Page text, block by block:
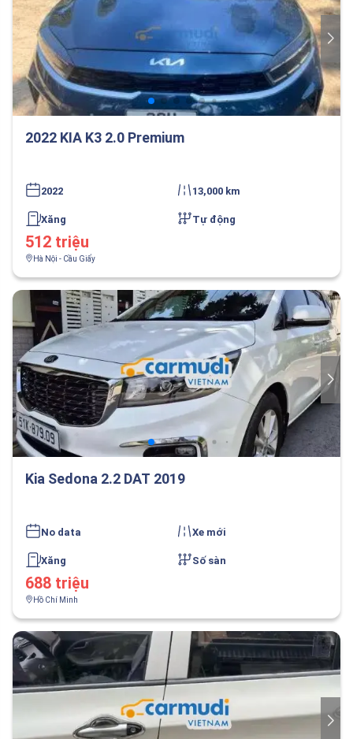
2022 KIA K3 2.0 Premium
2022 13,000 km
Xăng Tự động
512 triệu
Hà Nội - Cầu Giấy
Kia Sedona 2.2 DAT 2019
No data Xe mới
Xăng Số sàn
688 triệu
Hồ Chí Minh